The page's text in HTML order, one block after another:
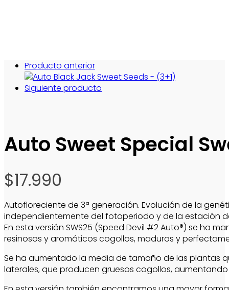
Producto anterior
Siguiente producto
Auto Sweet Special
$17.990
Autofloreciente de 3ª generación. Evolución de la
independientemente del fotoperiodo y de la estación
En esta versión SWS25 (Speed Devil #2 Auto®) se ha
resinosos y aromáticos cogollos, maduros y
Se ha aumentado la media de tamaño de las plantas
laterales, que producen gruesos cogollos,